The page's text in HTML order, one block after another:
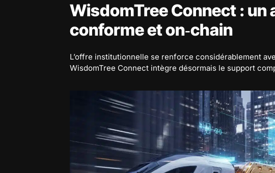
WisdomTree Connect :
conforme et on‑chain
L’offre institutionnelle se renforce considérablement
WisdomTree Connect intègre désormais le support